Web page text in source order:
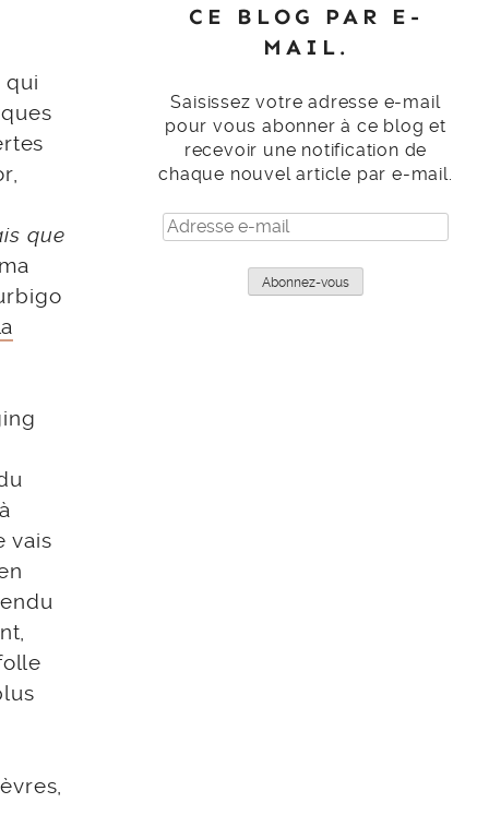
qui
que
vais
CE BLOG PAR E-
MAIL.
Saisissez votre adresse e-mail
pour vous abonner à ce blog et
recevoir une notification de
chaque nouvel article par e-mail.
Adresse
e-
Abonnez-vous